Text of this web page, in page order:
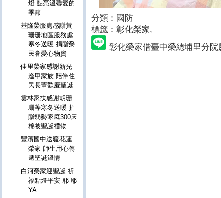
分類：國防
標籤：彰化榮家,
彰化榮家偕臺中榮總埔里分
燈 點亮溫馨愛的
季節
基隆榮服處感謝黃
珊珊地區服務處
寒冬送暖 捐贈榮
民眷愛心物資
佳里榮家感謝新光
逢甲家族 陪伴住
民長輩歡慶聖誕
雲林家扶感謝胡珊
珊等寒冬送暖 捐
贈弱勢家庭300床
棉被聖誕禮物
豐濱國中送暖花蓮
榮家 師生用心傳
遞聖誕溫情
白河榮家迎聖誕 祈
福點燈平安 耶 耶
YA